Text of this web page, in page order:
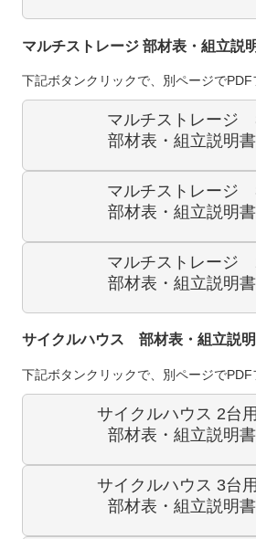
マルチストレージ 部材表・組立説
下記ボタンクリックで、別ページで
マルチストレージ
部材表・組立説明
マルチストレージ
部材表・組立説明
マルチストレージ
部材表・組立説明
サイクルハウス 部材表・組立説
下記ボタンクリックで、別ページで
サイクルハウス 2台
部材表・組立説明
サイクルハウス 3台
部材表・組立説明